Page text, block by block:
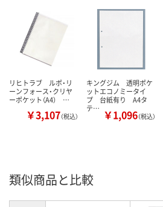
リヒトラブ ルポ・リ
ーンフォース・クリヤ
ーポケット（A4） …
￥3,107（税込）
キングジム 透明ポケ
ットエコノミータイ
プ 台紙有り A4タ
テ… ￥1,096（税込）
類似商品と比較